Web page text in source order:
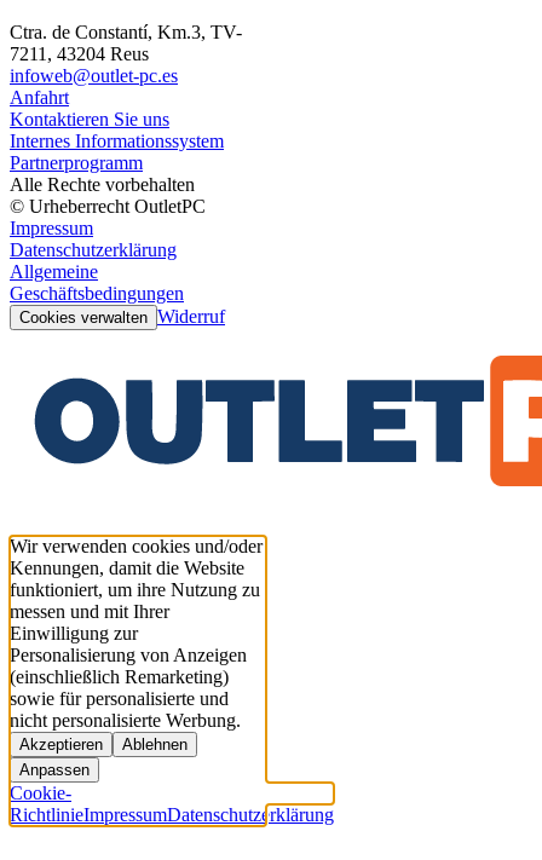
Ctra. de Constantí, Km.3, TV-
7211, 43204 Reus
infoweb@outlet-pc.es
Anfahrt
Kontaktieren Sie uns
Internes Informationssystem
Partnerprogramm
Alle Rechte vorbehalten
© Urheberrecht OutletPC
Impressum
Datenschutzerklärung
Allgemeine
Geschäftsbedingungen
Cookies verwalten Widerruf
Wir verwenden cookies und/oder
Kennungen, damit die Website
funktioniert, um ihre Nutzung zu
messen und mit Ihrer
Einwilligung zur
Personalisierung von Anzeigen
(einschließlich Remarketing)
sowie für personalisierte und
nicht personalisierte Werbung.
Akzeptieren
Ablehnen
Anpassen
Cookie-
RichtlinieImpressumDatenschutzerklärung